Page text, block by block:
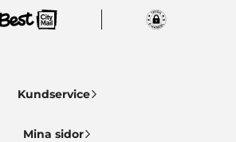
Kundservice
Mina sidor